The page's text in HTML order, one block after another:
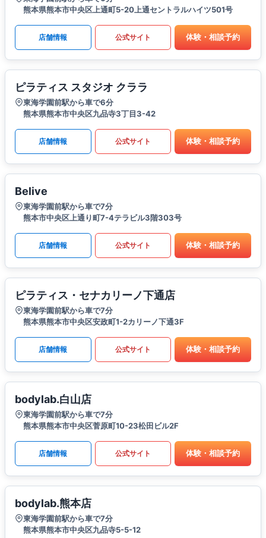
熊本県熊本市中央区上通町5-20上通セントラルハイツ501号
店舗情報 公式サイト 体験・相談予約
ピラティス スタジオ クララ
東海学園前駅から車で6分
熊本県熊本市中央区九品寺3丁目3-42
店舗情報 公式サイト 体験・相談予約
Belive
東海学園前駅から車で7分
熊本市中央区上通り町7-4テラビル3階303号
店舗情報 公式サイト 体験・相談予約
ピラティス・セナカリーノ下通店
東海学園前駅から車で7分
熊本県熊本市中央区安政町1-2カリーノ下通3F
店舗情報 公式サイト 体験・相談予約
bodylab.白山店
東海学園前駅から車で7分
熊本県熊本市中央区菅原町10-23松田ビル2F
店舗情報 公式サイト 体験・相談予約
bodylab.熊本店
東海学園前駅から車で7分
熊本県熊本市中央区九品寺5-5-12